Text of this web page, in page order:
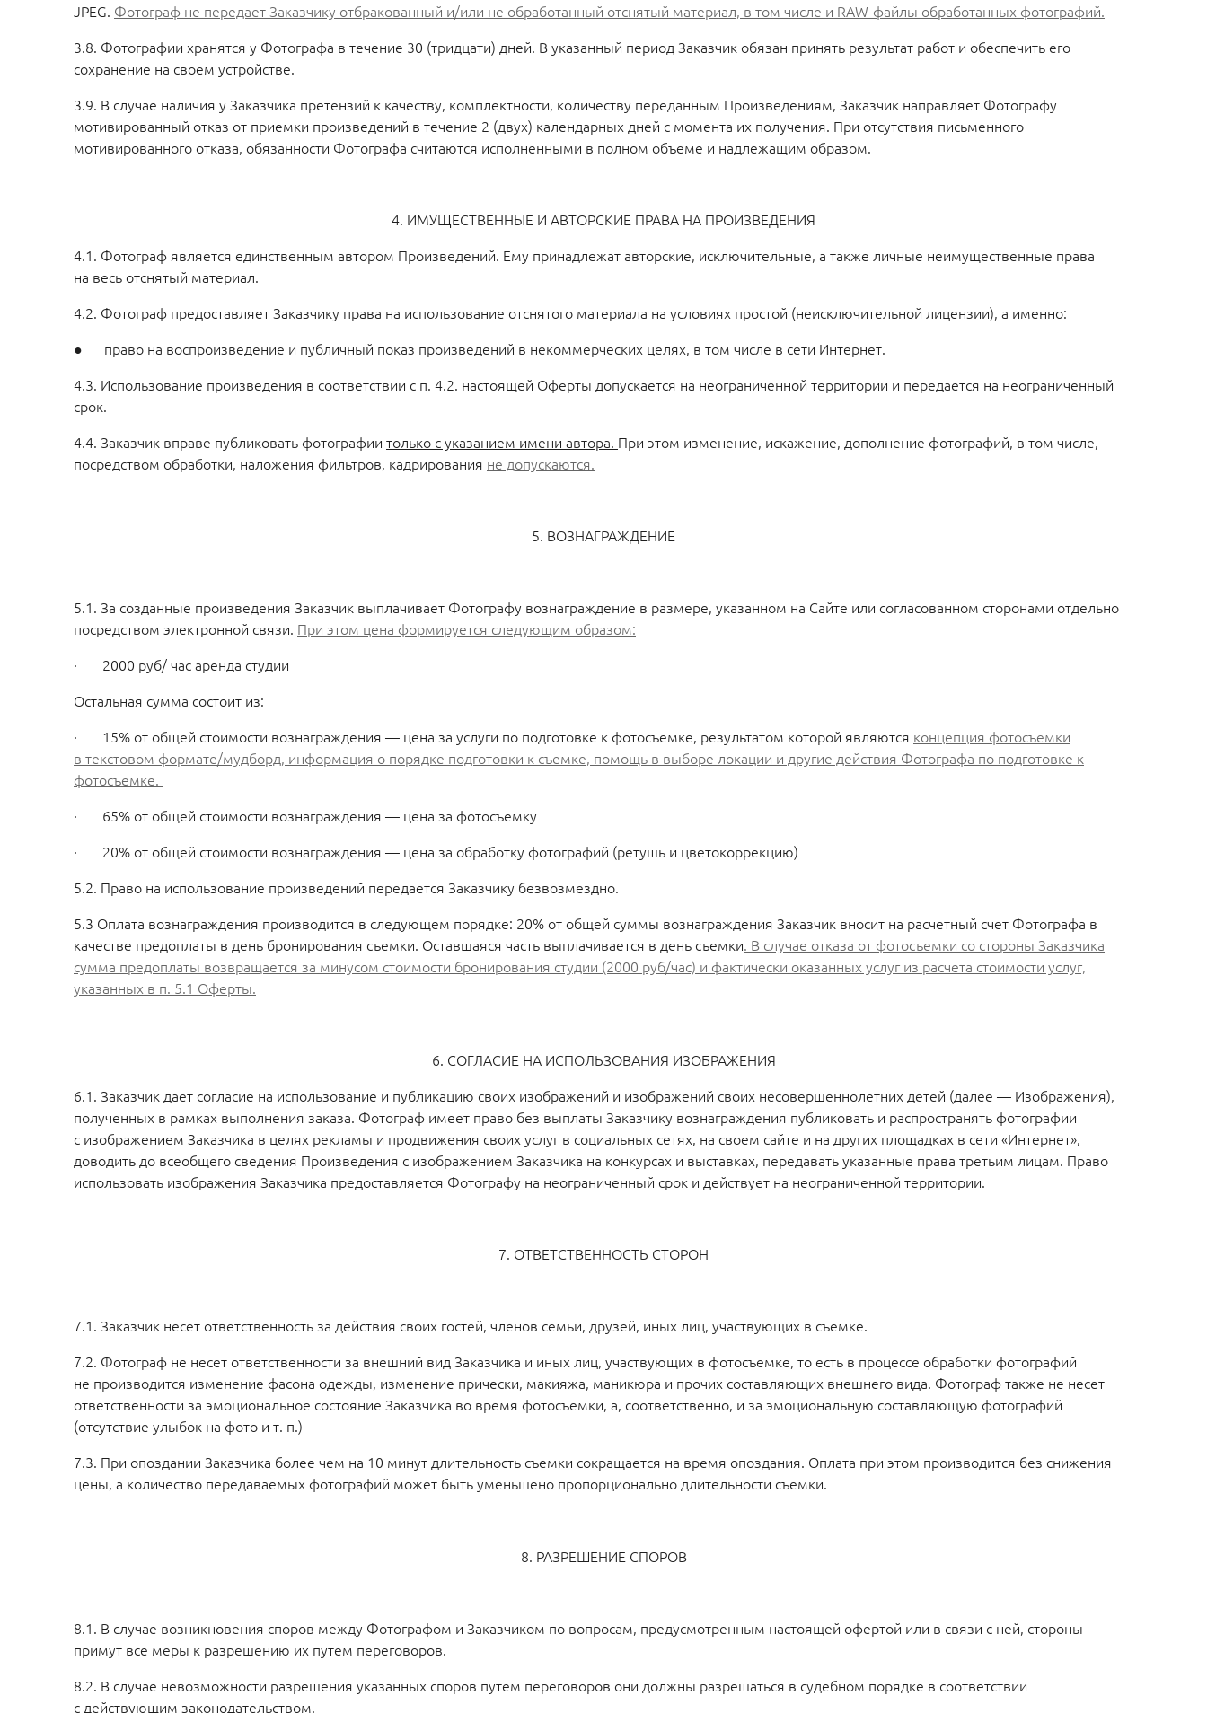
JPEG. Фотограф не передает Заказчику отбракованный и/или не обработанный отснятый материал, в том числе и RAW-файлы обработанных фотографий.
3.8. Фотографии хранятся у Фотографа в течение 30 (тридцати) дней. В указанный период Заказчик обязан принять результат работ и обеспечить его
сохранение на своем устройстве.
3.9. В случае наличия у Заказчика претензий к качеству, комплектности, количеству переданным Произведениям, Заказчик направляет Фотографу
мотивированный отказ от приемки произведений в течение 2 (двух) календарных дней с момента их получения. При отсутствия письменного
мотивированного отказа, обязанности Фотографа считаются исполненными в полном объеме и надлежащим образом.
4. ИМУЩЕСТВЕННЫЕ И АВТОРСКИЕ ПРАВА НА ПРОИЗВЕДЕНИЯ
4.1. Фотограф является единственным автором Произведений. Ему принадлежат авторские, исключительные, а также личные неимущественные права
на весь отснятый материал.
4.2. Фотограф предоставляет Заказчику права на использование отснятого материала на условиях простой (неисключительной лицензии), а именно:
● право на воспроизведение и публичный показ произведений в некоммерческих целях, в том числе в сети Интернет.
4.3. Использование произведения в соответствии с п. 4.2. настоящей Оферты допускается на неограниченной территории и передается на неограниченный
срок.
4.4. Заказчик вправе публиковать фотографии только с указанием имени автора. При этом изменение, искажение, дополнение фотографий, в том числе,
посредством обработки, наложения фильтров, кадрирования не допускаются.
5. ВОЗНАГРАЖДЕНИЕ
5.1. За созданные произведения Заказчик выплачивает Фотографу вознаграждение в размере, указанном на Сайте или согласованном сторонами отдельно
посредством электронной связи. При этом цена формируется следующим образом:
· 2000 руб/ час аренда студии
Остальная сумма состоит из:
· 15% от общей стоимости вознаграждения — цена за услуги по подготовке к фотосъемке, результатом которой являются концепция фотосъемки
в текстовом формате/мудборд, информация о порядке подготовки к съемке, помощь в выборе локации и другие действия Фотографа по подготовке к
фотосъемке.
· 65% от общей стоимости вознаграждения — цена за фотосъемку
· 20% от общей стоимости вознаграждения — цена за обработку фотографий (ретушь и цветокоррекцию)
5.2. Право на использование произведений передается Заказчику безвозмездно.
5.3 Оплата вознаграждения производится в следующем порядке: 20% от общей суммы вознаграждения Заказчик вносит на расчетный счет Фотографа в
качестве предоплаты в день бронирования съемки. Оставшаяся часть выплачивается в день съемки. В случае отказа от фотосъемки со стороны Заказчика
сумма предоплаты возвращается за минусом стоимости бронирования студии (2000 руб/час) и фактически оказанных услуг из расчета стоимости услуг,
указанных в п. 5.1 Оферты.
6. СОГЛАСИЕ НА ИСПОЛЬЗОВАНИЯ ИЗОБРАЖЕНИЯ
6.1. Заказчик дает согласие на использование и публикацию своих изображений и изображений своих несовершеннолетних детей (далее — Изображения),
полученных в рамках выполнения заказа. Фотограф имеет право без выплаты Заказчику вознаграждения публиковать и распространять фотографии
с изображением Заказчика в целях рекламы и продвижения своих услуг в социальных сетях, на своем сайте и на других площадках в сети «Интернет»,
доводить до всеобщего сведения Произведения с изображением Заказчика на конкурсах и выставках, передавать указанные права третьим лицам. Право
использовать изображения Заказчика предоставляется Фотографу на неограниченный срок и действует на неограниченной территории.
7. ОТВЕТСТВЕННОСТЬ СТОРОН
7.1. Заказчик несет ответственность за действия своих гостей, членов семьи, друзей, иных лиц, участвующих в съемке.
7.2. Фотограф не несет ответственности за внешний вид Заказчика и иных лиц, участвующих в фотосъемке, то есть в процессе обработки фотографий
не производится изменение фасона одежды, изменение прически, макияжа, маникюра и прочих составляющих внешнего вида. Фотограф также не несет
ответственности за эмоциональное состояние Заказчика во время фотосъемки, а, соответственно, и за эмоциональную составляющую фотографий
(отсутствие улыбок на фото и т. п.)
7.3. При опоздании Заказчика более чем на 10 минут длительность съемки сокращается на время опоздания. Оплата при этом производится без снижения
цены, а количество передаваемых фотографий может быть уменьшено пропорционально длительности съемки.
8. РАЗРЕШЕНИЕ СПОРОВ
8.1. В случае возникновения споров между Фотографом и Заказчиком по вопросам, предусмотренным настоящей офертой или в связи с ней, стороны
примут все меры к разрешению их путем переговоров.
8.2. В случае невозможности разрешения указанных споров путем переговоров они должны разрешаться в судебном порядке в соответствии
с действующим законодательством.